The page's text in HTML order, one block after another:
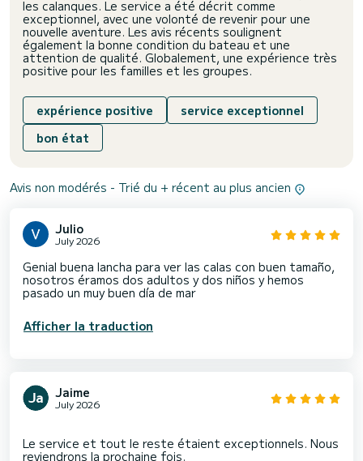
les calanques. Le service a été décrit comme
exceptionnel, avec une volonté de revenir pour une
nouvelle aventure. Les avis récents soulignent
également la bonne condition du bateau et une
attention de qualité. Globalement, une expérience très
positive pour les familles et les groupes.
expérience positive
service exceptionnel
bon état
Avis non modérés - Trié du + récent au plus ancien
Julio
July 2026
Genial buena lancha para ver las calas con buen tamaño,
nosotros éramos dos adultos y dos niños y hemos
pasado un muy buen día de mar
Afficher la traduction
Jaime
July 2026
Le service et tout le reste étaient exceptionnels. Nous